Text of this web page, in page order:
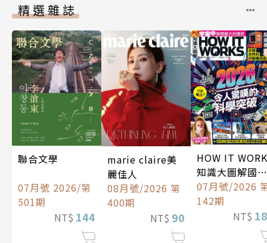
精選雜誌
聯合文學
07月號 2026/第
501期
NT$ 144
marie claire美
麗佳人
08月號/2026 第
400期
NT$ 90
HOW IT
知識大圖解國際
中文版
07月號/2026
142期
NT$